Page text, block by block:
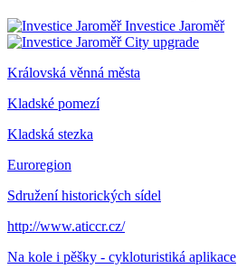
Investice Jaroměř
City upgrade
Královská věnná města
Kladské pomezí
Kladská stezka
Euroregion
Sdružení historických sídel
http://www.aticcr.cz/
Na kole i pěšky - cykloturistiká aplikace